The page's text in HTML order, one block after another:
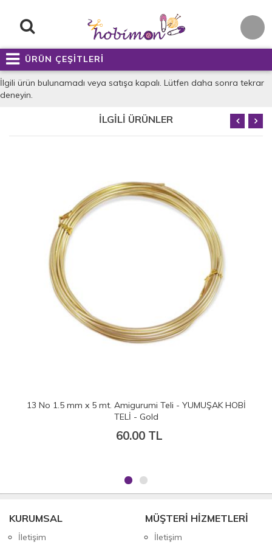
ÜRÜN ÇEŞİTLERİ
İlgili ürün bulunamadı veya satışa kapalı. Lütfen daha sonra tekrar
deneyin.
İLGİLİ ÜRÜNLER
13 No 1.5 mm x 5 mt. Amigurumi Teli - YUMUŞAK HOBİ
TELİ - Gold
60.00 TL
KURUMSAL
İletişim
MÜŞTERİ HİZMETLERİ
İletişim